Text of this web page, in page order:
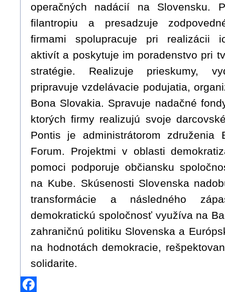
operačných nadácií na Slovensku.
filantropiu a presadzuje
firmami spolupracuje pri realizácii
aktivít a poskytuje im poradenstvo pri
stratégie. Realizuje prieskumy,
pripravuje vzdelávacie podujatia,
Bona Slovakia. Spravuje nadačné
ktorých firmy realizujú svoje
Pontis je administrátorom združenia
Forum. Projektmi v oblasti
pomoci podporuje občiansku
na Kube. Skúsenosti Slovenska
transformácie a následného
demokratickú spoločnosť využíva na
zahraničnú politiku Slovenska a
na hodnotách demokracie,
solidarite.